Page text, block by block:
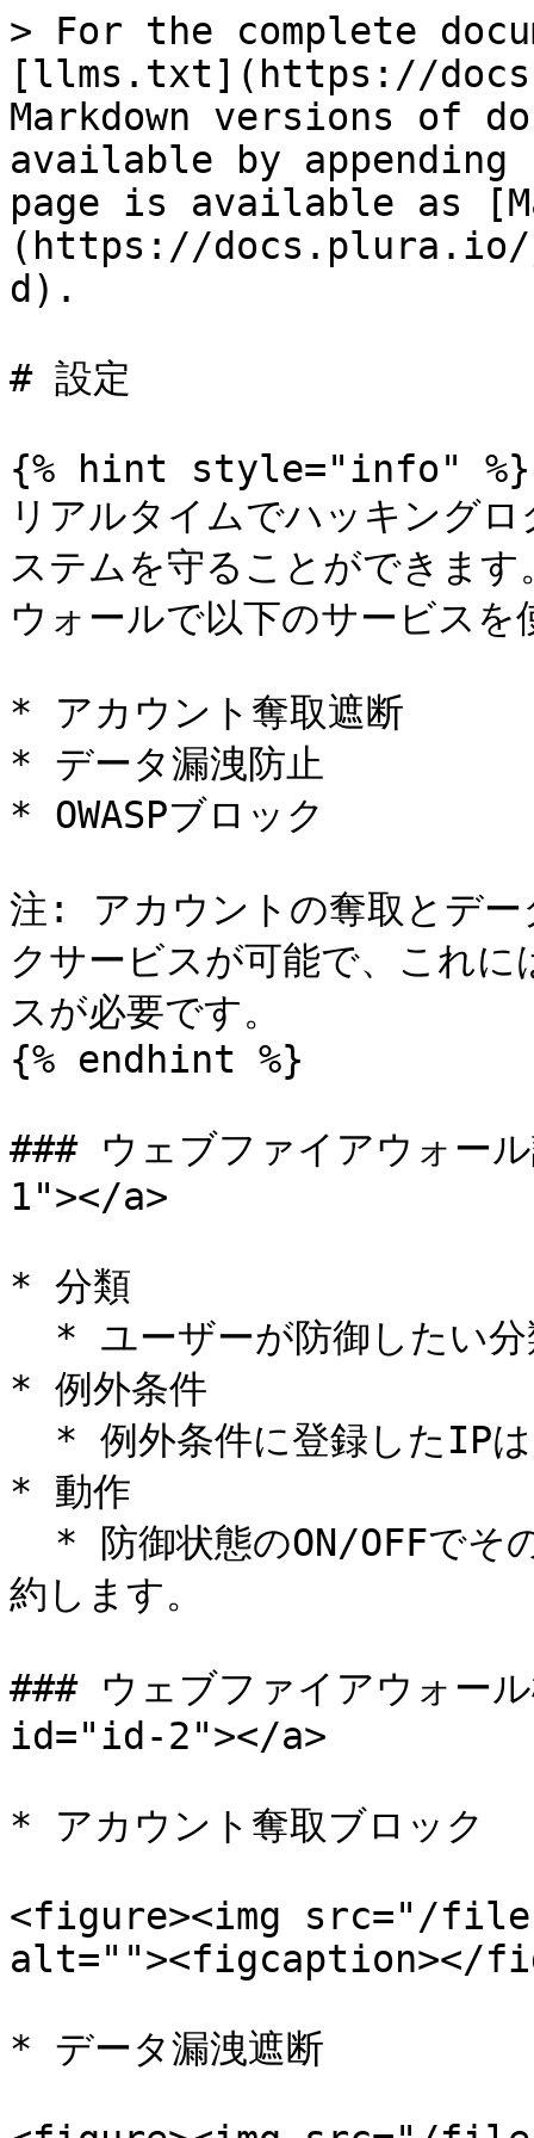
> For the complete
[llms.txt](https://
Markdown versions of
available by
page is available as
(https://docs.plura.io/
d).
# 設定
{% hint style="info" %}
リアルタイムでハッキング
ステムを守ることができま
ウォールで以下のサービス
* アカウント奪取遮断
* データ漏洩防止
* OWASPブロック
注: アカウントの奪取とデー
クサービスが可能で、これ
スが必要です。
{% endhint %}
### ウェブファイアウォ
1"></a>
* 分類
* 例外条件
* 動作
約します。
### ウェブファイアウォ
id="id-2"></a>
* アカウント奪取ブロック
<figure><img src="/
alt=""><figcaption></
* データ漏洩遮断